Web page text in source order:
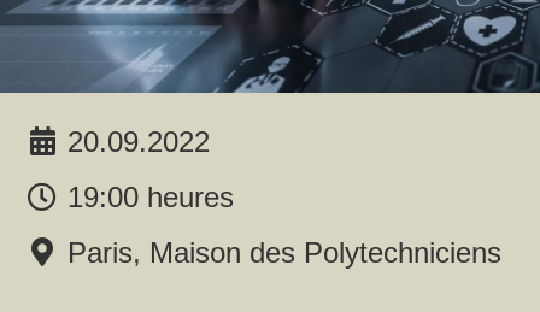
20.09.2022
19:00 heures
Paris, Maison des Polytechniciens